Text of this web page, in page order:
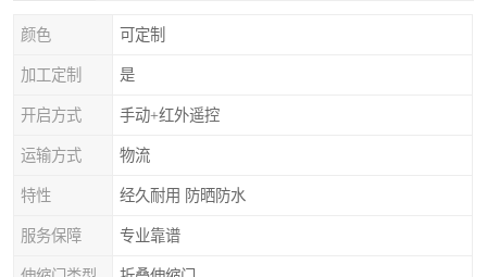
颜色 可定制
加工定制 是
开启方式 手动+红外遥控
运输方式 物流
特性 经久耐用 防晒防水
服务保障 专业靠谱